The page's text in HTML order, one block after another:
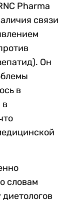
Pharma
связи
Он
в
в
словам